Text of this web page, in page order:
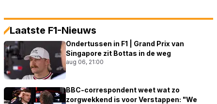
Laatste F1-Nieuws
Ondertussen in F1 | Grand Prix van
Singapore zit Bottas in de weg
aug 06, 21:00
BBC-correspondent weet wat zo
zorgwekkend is voor Verstappen: "We